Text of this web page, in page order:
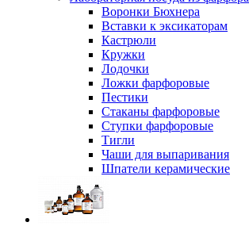
Воронки Бюхнера
Вставки к эксикаторам
Кастрюли
Кружки
Лодочки
Ложки фарфоровые
Пестики
Стаканы фарфоровые
Ступки фарфоровые
Тигли
Чаши для выпаривания
Шпатели керамические